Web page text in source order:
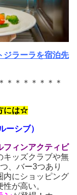
ジラーラを宿泊先
＊＊＊＊＊＊＊
には☆
ーシブ）
フィンアクティビ
キッズクラブや無
、バー3つあり
内にショッピング
が高い。